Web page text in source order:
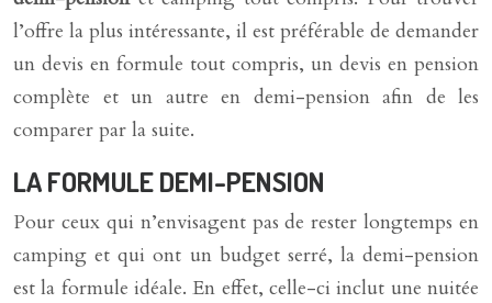
l’offre la plus intéressante, il est préférable de demander
un devis en formule tout compris, un devis en pension
complète et un autre en demi-pension afin de les
comparer par la suite.
LA FORMULE DEMI-PENSION
Pour ceux qui n’envisagent pas de rester longtemps en
camping et qui ont un budget serré, la demi-pension
est la formule idéale. En effet, celle-ci inclut une nuitée